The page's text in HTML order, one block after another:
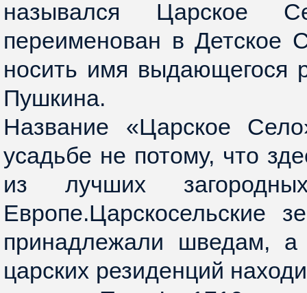
назывался Царское
переименован в Детское
носить имя выдающегося
Пушкина.
Название «Царское
усадьбе не потому, что
из лучших
Европе.Царскосельские
принадлежали шведам,
царских резиденций